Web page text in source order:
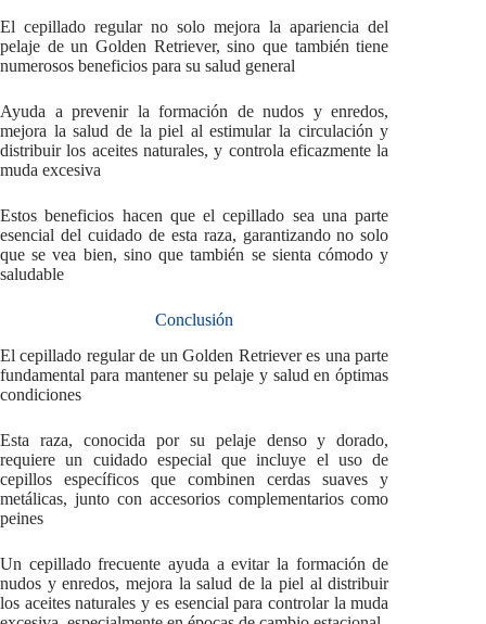
El cepillado regular no solo mejora la apariencia del
pelaje de un Golden Retriever, sino que también tiene
numerosos beneficios para su salud general
Ayuda a prevenir la formación de nudos y enredos,
mejora la salud de la piel al estimular la circulación y
distribuir los aceites naturales, y controla eficazmente la
muda excesiva
Estos beneficios hacen que el cepillado sea una parte
esencial del cuidado de esta raza, garantizando no solo
que se vea bien, sino que también se sienta cómodo y
saludable
Conclusión
El cepillado regular de un Golden Retriever es una parte
fundamental para mantener su pelaje y salud en óptimas
condiciones
Esta raza, conocida por su pelaje denso y dorado,
requiere un cuidado especial que incluye el uso de
cepillos específicos que combinen cerdas suaves y
metálicas, junto con accesorios complementarios como
peines
Un cepillado frecuente ayuda a evitar la formación de
nudos y enredos, mejora la salud de la piel al distribuir
los aceites naturales y es esencial para controlar la muda